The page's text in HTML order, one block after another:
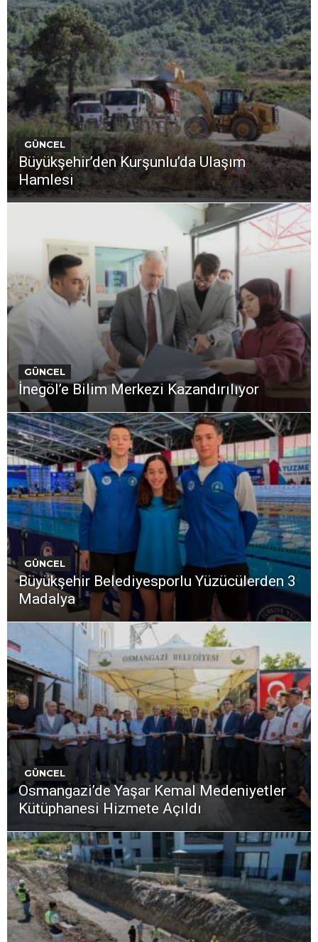
GÜNCEL
Büyükşehir’den Kurşunlu’da Ulaşım
Hamlesi
GÜNCEL
İnegöl’e Bilim Merkezi Kazandırılıyor
GÜNCEL
Büyükşehir Belediyesporlu Yüzücülerden 3
Madalya
GÜNCEL
Osmangazi’de Yaşar Kemal Medeniyetler
Kütüphanesi Hizmete Açıldı